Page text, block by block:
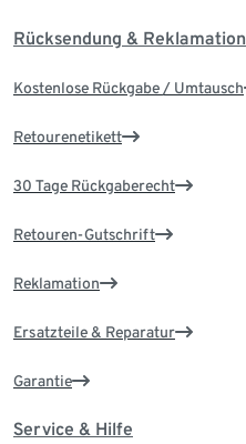
Rücksendung & Reklamation
Kostenlose Rückgabe / Umtausch
Retourenetikett
30 Tage Rückgaberecht
Retouren-Gutschrift
Reklamation
Ersatzteile & Reparatur
Garantie
Service & Hilfe